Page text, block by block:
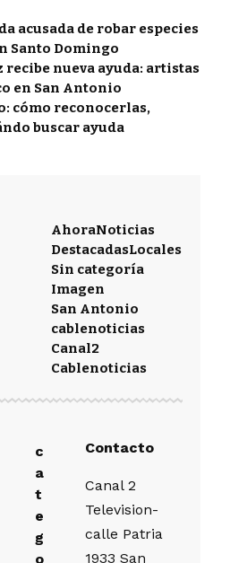
acusada de robar especies
Santo Domingo
nueva ayuda: artistas
en San Antonio
cómo reconocerlas,
buscar ayuda
AhoraNoticias
DestacadasLocales
Sin categoría
Imagen
San Antonio
cablenoticias
Canal2
Cablenoticias
c
a
t
e
g
o
Contacto
Canal 2
Television-
calle Patria
1933 San